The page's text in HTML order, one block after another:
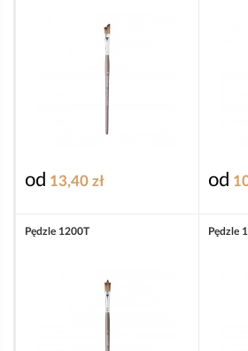
od 13,40 zł od
Pędzle 1200T Pędzle